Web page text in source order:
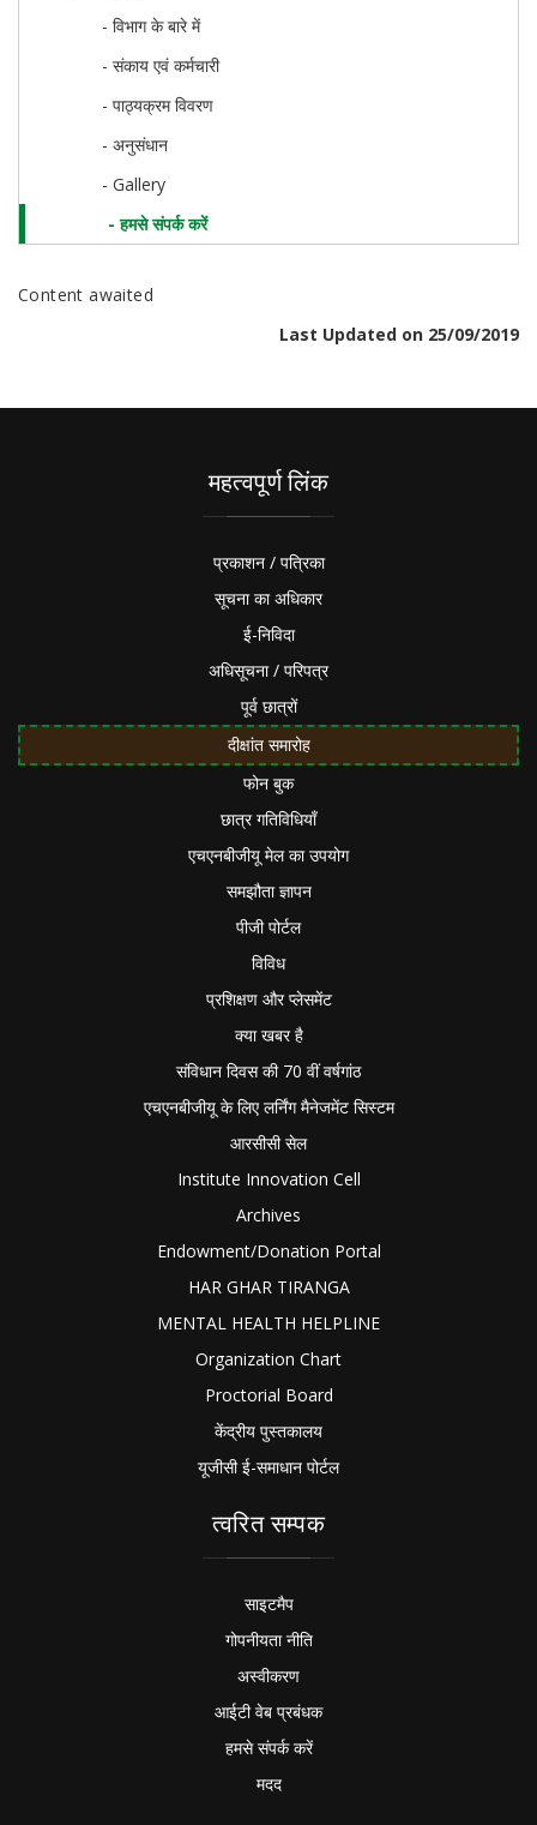
- विभाग के बारे में
- संकाय एवं कर्मचारी
- पाठ्यक्रम विवरण
- अनुसंधान
- Gallery
- हमसे संपर्क करें
Content awaited
Last Updated on 25/09/2019
महत्वपूर्ण लिंक
प्रकाशन / पत्रिका
सूचना का अधिकार
ई-निविदा
अधिसूचना / परिपत्र
पूर्व छात्रों
दीक्षांत समारोह
फोन बुक
छात्र गतिविधियाँ
एचएनबीजीयू मेल का उपयोग
समझौता ज्ञापन
पीजी पोर्टल
विविध
प्रशिक्षण और प्लेसमेंट
क्या खबर है
संविधान दिवस की 70 वीं वर्षगांठ
एचएनबीजीयू के लिए लर्निंग मैनेजमेंट सिस्टम
आरसीसी सेल
Institute Innovation Cell
Archives
Endowment/Donation Portal
HAR GHAR TIRANGA
MENTAL HEALTH HELPLINE
Organization Chart
Proctorial Board
केंद्रीय पुस्तकालय
यूजीसी ई-समाधान पोर्टल
त्वरित सम्पक
साइटमैप
गोपनीयता नीति
अस्वीकरण
आईटी वेब प्रबंधक
हमसे संपर्क करें
मदद